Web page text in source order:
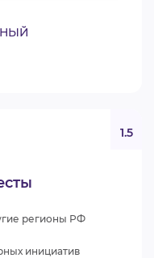
1.5
регионы РФ
инициатив